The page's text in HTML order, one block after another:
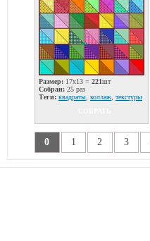
Размер: 17x13 = 221шт
Собран: 25 раз
Теги: квадраты коллаж текстуры
0 1 2 3